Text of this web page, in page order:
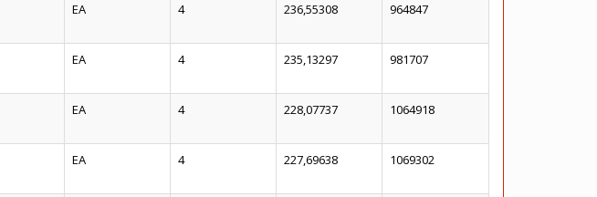
EA 4 236,55308 964847
EA 4 235,13297 981707
EA 4 228,07737 1064918
EA 4 227,69638 1069302